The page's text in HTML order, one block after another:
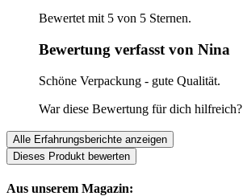
Bewertet mit 5 von 5 Sternen.
Bewertung verfasst von Nina
Schöne Verpackung - gute Qualität.
War diese Bewertung für dich hilfreich?
Alle Erfahrungsberichte anzeigen
Dieses Produkt bewerten
Aus unserem Magazin: